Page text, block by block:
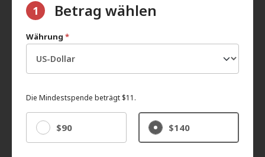
1 Betrag wählen
Währung *
Die Mindestspende beträgt $11.
$90 $140